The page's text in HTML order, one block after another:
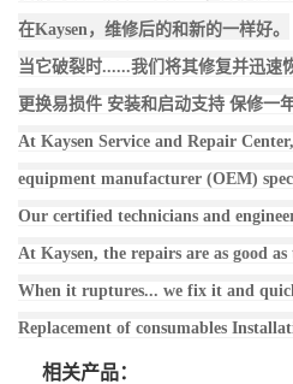
在Kaysen，维修后的和新的一样好。
当它破裂时......我们将其修复并迅速
更换易损件 安装和启动支持 保修一
At Kaysen Service and Repair
equipment manufacturer (OEM)
Our certified technicians and
At Kaysen, the repairs are as good as
When it ruptures... we fix it and
Replacement of consumables
相关产品：